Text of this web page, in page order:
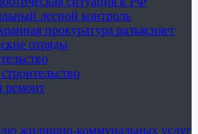
лесной контроль
прокуратура разъясняет
отряды
жилищно-коммунальных услуг